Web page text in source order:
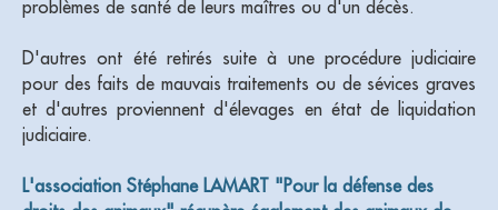
problèmes de santé de leurs maîtres ou d'un décès.
D'autres ont été retirés suite à une procédure judiciaire
pour des faits de mauvais traitements ou de sévices graves
et d'autres proviennent d'élevages en état de liquidation
judiciaire.
L'association Stéphane LAMART "Pour la défense des